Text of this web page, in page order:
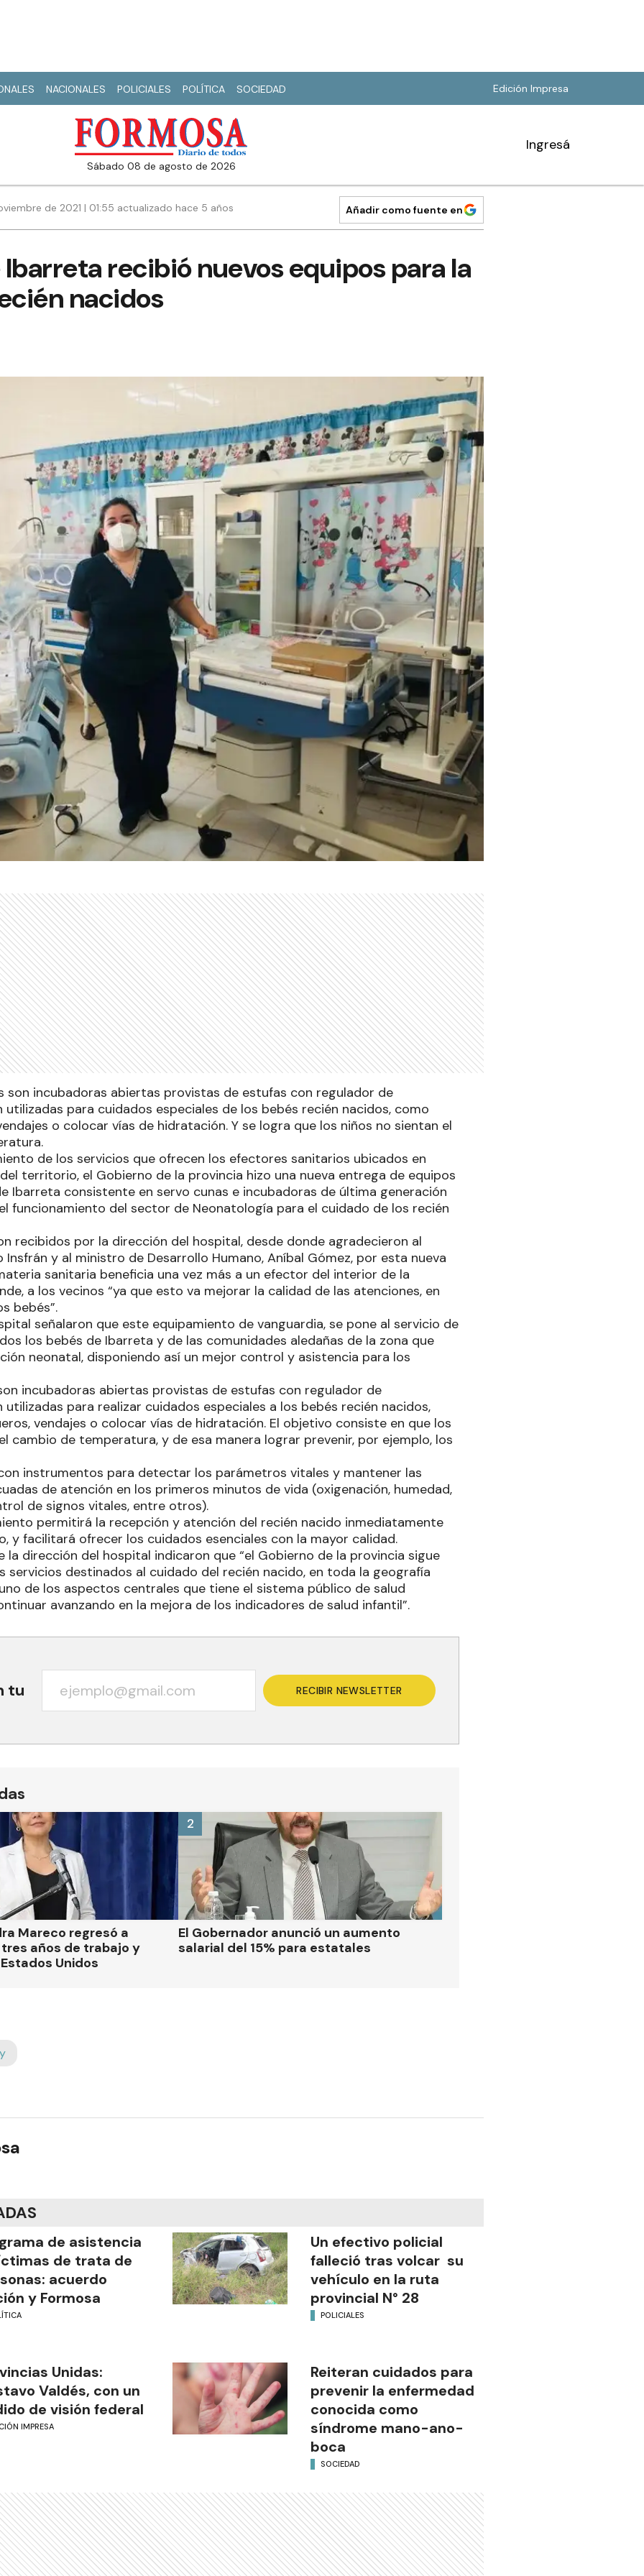
NACIONALES POLICIALES POLÍTICA SOCIEDAD Edición Impresa
sábado 08 de agosto de 2026
Ingresá
de 2021 | 01:55 actualizado hace 5 años Añadir como fuente en
recibió nuevos equipos para la
nacidos
son incubadoras abiertas provistas de estufas con regulador de
para cuidados especiales de los bebés recién nacidos, como
o colocar vías de hidratación. Y se logra que los niños no sientan el
de los servicios que ofrecen los efectores sanitarios ubicados en
territorio, el Gobierno de la provincia hizo una nueva entrega de equipos
Ibarreta consistente en servo cunas e incubadoras de última generación
funcionamiento del sector de Neonatología para el cuidado de los recién
recibidos por la dirección del hospital, desde donde agradecieron al
y al ministro de Desarrollo Humano, Aníbal Gómez, por esta nueva
sanitaria beneficia una vez más a un efector del interior de la
a los vecinos “ya que esto va mejorar la calidad de las atenciones, en
bebés”.
señalaron que este equipamiento de vanguardia, se pone al servicio de
los bebés de Ibarreta y de las comunidades aledañas de la zona que
neonatal, disponiendo así un mejor control y asistencia para los
incubadoras abiertas provistas de estufas con regulador de
para realizar cuidados especiales a los bebés recién nacidos,
vendajes o colocar vías de hidratación. El objetivo consiste en que los
cambio de temperatura, y de esa manera lograr prevenir, por ejemplo, los
instrumentos para detectar los parámetros vitales y mantener las
de atención en los primeros minutos de vida (oxigenación, humedad,
de signos vitales, entre otros).
permitirá la recepción y atención del recién nacido inmediatamente
y facilitará ofrecer los cuidados esenciales con la mayor calidad.
la dirección del hospital indicaron que “el Gobierno de la provincia sigue
servicios destinados al cuidado del recién nacido, en toda la geografía
de los aspectos centrales que tiene el sistema público de salud
avanzando en la mejora de los indicadores de salud infantil”.
tu RECIBIR NEWSLETTER
Mareco regresó a
años de trabajo y
Unidos
El Gobernador anunció un aumento
salarial del 15% para estatales
2
de asistencia
de trata de
acuerdo
y Formosa
Un efectivo policial
falleció tras volcar su
vehículo en la ruta
provincial N° 28
POLICIALES
Unidas:
Valdés, con un
de visión federal
IMPRESA
Reiteran cuidados para
prevenir la enfermedad
conocida como
síndrome mano-ano-
boca
SOCIEDAD